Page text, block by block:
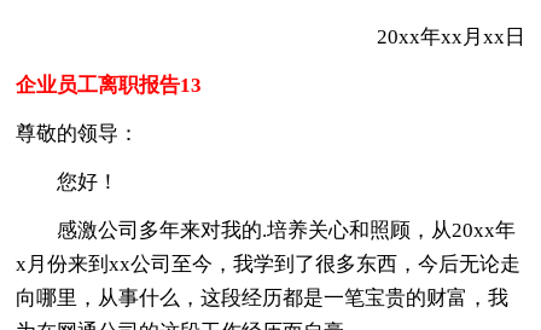
20xx年xx月xx日
企业员工离职报告13
尊敬的领导：
您好！
感激公司多年来对我的.培养关心和照顾，从20xx年
x月份来到xx公司至今，我学到了很多东西，今后无论走
向哪里，从事什么，这段经历都是一笔宝贵的财富，我